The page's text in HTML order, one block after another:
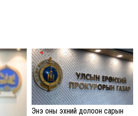
Энэ оны эхний долоон сарын